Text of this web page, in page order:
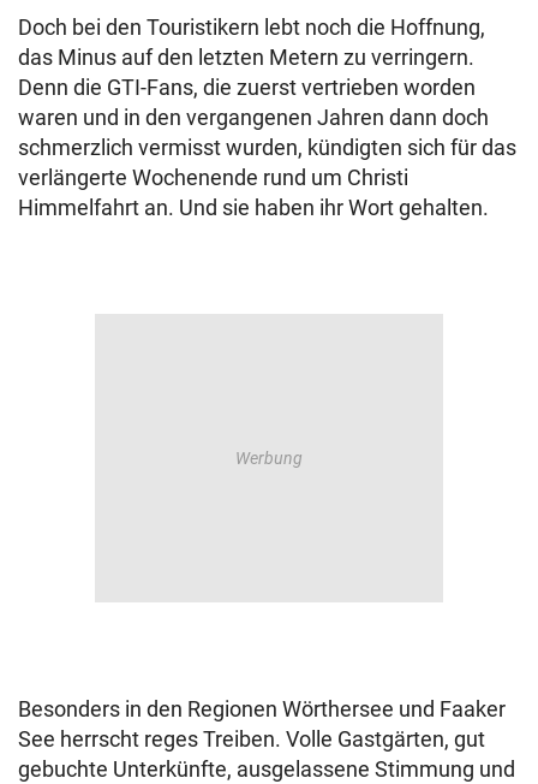
Doch bei den Touristikern lebt noch die Hoffnung,
das Minus auf den letzten Metern zu verringern.
Denn die GTI-Fans, die zuerst vertrieben worden
waren und in den vergangenen Jahren dann doch
schmerzlich vermisst wurden, kündigten sich für das
verlängerte Wochenende rund um Christi
Himmelfahrt an. Und sie haben ihr Wort gehalten.
Besonders in den Regionen Wörthersee und Faaker
See herrscht reges Treiben. Volle Gastgärten, gut
gebuchte Unterkünfte, ausgelassene Stimmung und